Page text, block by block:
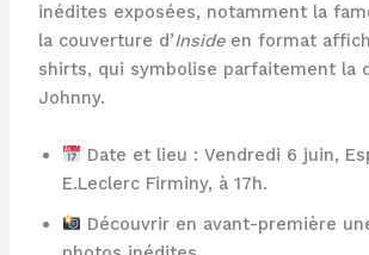
inédites exposées, notamment la
la couverture d’Insideen format
shirts, qui symbolise parfaitement la
Johnny.
Date et lieu : Vendredi 6 juin,
E.Leclerc Firminy, à 17h.
Découvrir en avant-première